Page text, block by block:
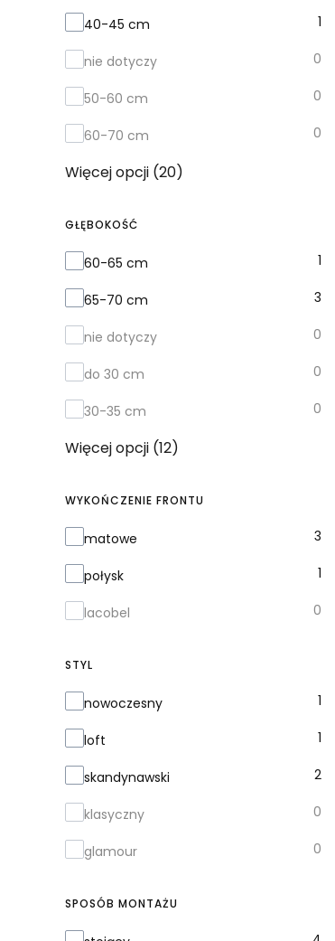
40-45 cm 1
nie dotyczy 0
50-60 cm 0
60-70 cm 0
Więcej opcji (20)
GŁĘBOKOŚĆ
Głębokość
60-65 cm 1
65-70 cm 3
nie dotyczy 0
do 30 cm 0
30-35 cm 0
Więcej opcji (12)
WYKOŃCZENIE FRONTU
Wykończenie frontu
matowe 3
połysk 1
lacobel 0
STYL
Stylnowoczesny 1
loft 1
skandynawski 2
klasyczny 0
glamour 0
SPOSÓB MONTAŻU